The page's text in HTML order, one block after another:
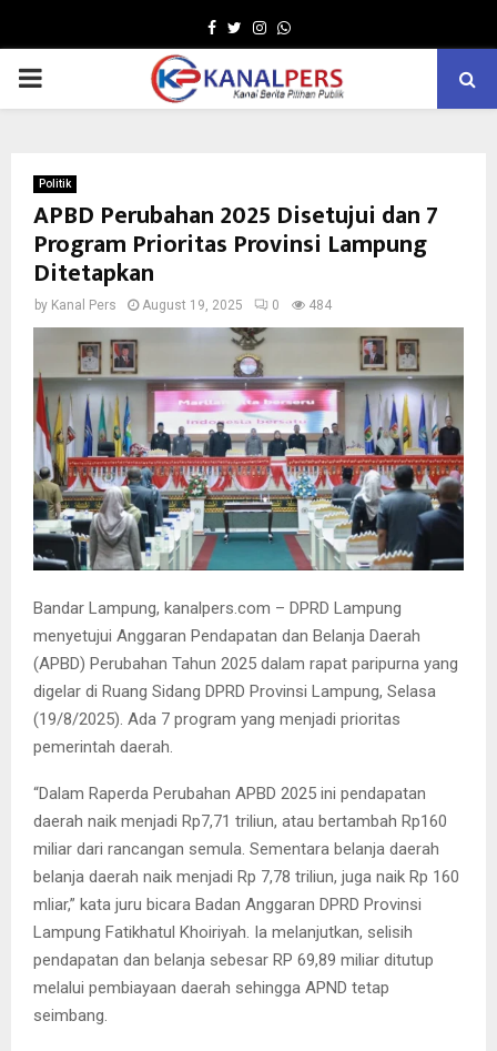
Facebook
TwitterInstagram
Whatsapp
PRIMARY
Politik
APBD Perubahan 2025 Disetujui dan 7
Program Prioritas Provinsi Lampung
Ditetapkan
by Kanal Pers August 19, 2025 0 484
Bandar Lampung, kanalpers.com – DPRD Lampung
menyetujui Anggaran Pendapatan dan Belanja Daerah
(APBD) Perubahan Tahun 2025 dalam rapat paripurna yang
digelar di Ruang Sidang DPRD Provinsi Lampung, Selasa
(19/8/2025). Ada 7 program yang menjadi prioritas
pemerintah daerah.
“Dalam Raperda Perubahan APBD 2025 ini pendapatan
daerah naik menjadi Rp7,71 triliun, atau bertambah Rp160
miliar dari rancangan semula. Sementara belanja daerah
belanja daerah naik menjadi Rp 7,78 triliun, juga naik Rp 160
mliar,” kata juru bicara Badan Anggaran DPRD Provinsi
Lampung Fatikhatul Khoiriyah. Ia melanjutkan, selisih
pendapatan dan belanja sebesar RP 69,89 miliar ditutup
melalui pembiayaan daerah sehingga APND tetap
seimbang.